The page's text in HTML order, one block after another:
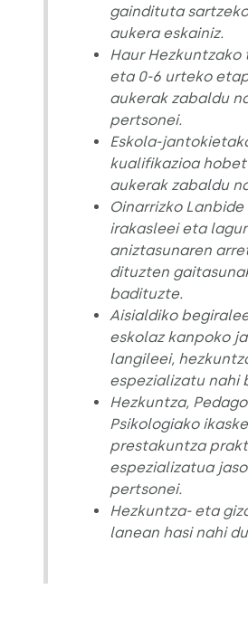
gaindituta sartzeko
aukera eskainiz.
Haur
eta 0-6 urteko
aukerak zabaldu
pertsonei.
Eskola-
kualifikazioa
aukerak zabaldu
Oinarrizko
irakasleei eta
aniztasunaren
dituzten
badituzte.
Aisialdiko
eskolaz kanpoko
langileei,
espezializatu nahi
Hezkuntza,
Psikologiako
prestakuntza
espezializatua
pertsonei.
Hezkuntza- eta
lanean hasi nahi